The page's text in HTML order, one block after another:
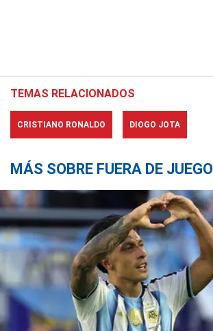
TEMAS RELACIONADOS
CRISTIANO RONALDO DIOGO JOTA
MÁS SOBRE FUERA DE JUEGO